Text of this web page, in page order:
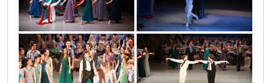
vla_5775 vla_5776